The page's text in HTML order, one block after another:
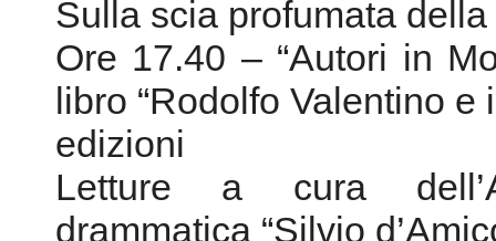
Sulla scia profumata
Ore 17.40 – “Autori in
libro “Rodolfo Valentino
edizioni
Letture a cura
drammatica “Silvio